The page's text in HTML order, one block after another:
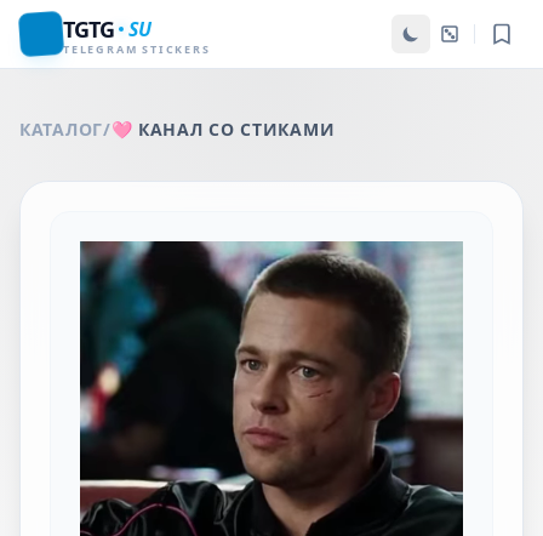
TGTG SU
TELEGRAM STICKERS
КАТАЛОГ/🩷 КАНАЛ СО СТИКАМИ